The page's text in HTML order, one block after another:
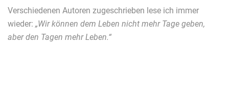
Verschiedenen Autoren zugeschrieben lese ich immer
wieder: „Wir können dem Leben nicht mehr Tage geben,
aber den Tagen mehr Leben.“